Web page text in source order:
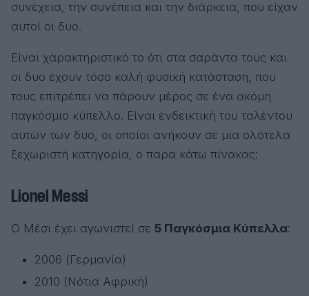
συνέχεια, την συνέπεια και την διάρκεια, που είχαν
αυτοί οι δυο.
Είναι χαρακτηριστικό το ότι στα σαράντα τους και
οι δυο έχουν τόσο καλή φυσική κατάσταση, που
τους επιτρέπει να πάρουν μέρος σε ένα ακόμη
παγκόσμιο κύπελλο. Είναι ενδεικτική του ταλέντου
αυτών των δυο, οι οποίοι ανήκουν σε μια ολότελα
ξεχωριστή κατηγορία, ο παρα κάτω πίνακας:
Lionel Messi
Ο Μέσι έχει αγωνιστεί σε 5 Παγκόσμια Κύπελλα:
2006 (Γερμανία)
2010 (Νότια Αφρική)